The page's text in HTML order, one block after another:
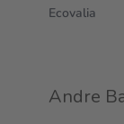
Ecovalia
Andre